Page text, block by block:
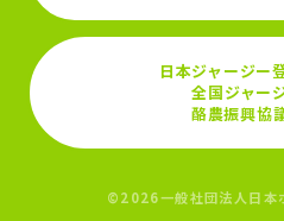
日本ジャージー
全国ジャー
酪農振興協
©2026一般社団法人日本